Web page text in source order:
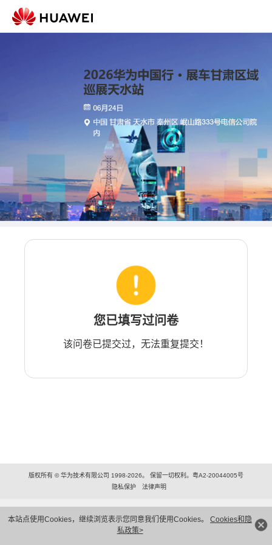
本站点使用Cookies，继续浏览表示您同意我们使用Cookies。 Cookies和隐
私政策>
您已填写过问卷
该问卷已提交过，无法重复提交！
版权所有 © 华为技术有限公司 1998-2026。 保留一切权利。粤A2-20044005号
隐私保护
法律声明